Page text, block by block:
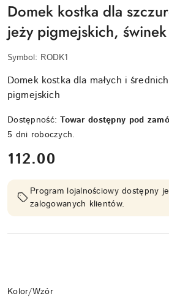
Domek kostka dla
jeży pigmejskich,
Symbol: RODK1
Domek kostka dla małych i
pigmejskich
Dostępność:Towar dostępny pod
5 dni roboczych.
cena:
112.00
Program lojalnościowy dostępny
zalogowanych klientów.
Wariant
Kolor/Wzór